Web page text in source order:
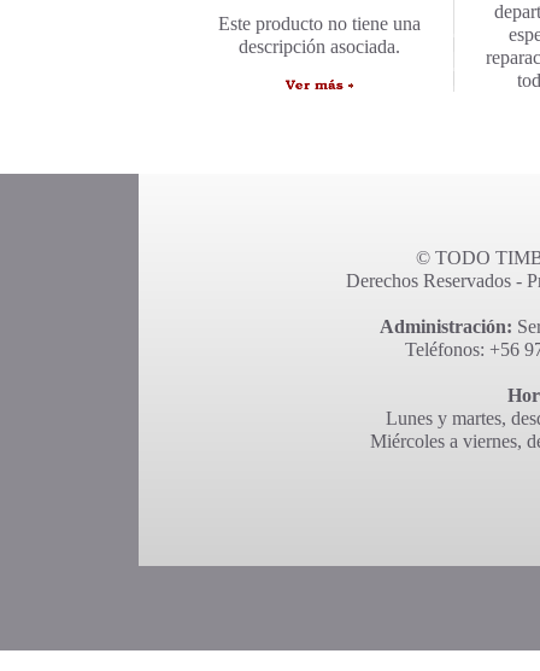
Este producto no tiene una
descripción asociada.
© TODO
Derechos Reservados -
Administración:
Teléfonos: +56
Lunes y martes,
Miércoles a viernes,